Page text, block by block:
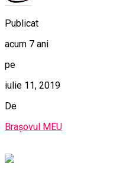
Publicat
acum 7 ani
pe
iulie 11, 2019
De
Brașovul MEU